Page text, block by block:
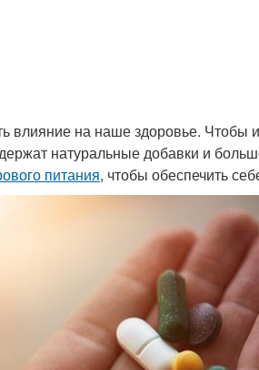
влияние на наше здоровье. Чтобы
натуральные добавки и
питания, чтобы обеспечить